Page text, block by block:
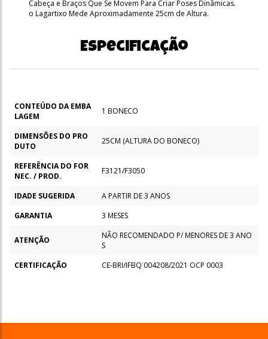
Cabeça e Braços Que Se Movem Para Criar Poses Dinâmicas.
o Lagartixo Mede Aproximadamente 25cm de Altura.
Especificação
CONTEÚDO DA EMBA
LAGEM
1 BONECO
DIMENSÕES DO PRO
DUTO
25CM (ALTURA DO BONECO)
REFERÊNCIA DO FOR
NEC. / PROD.
F3121/F3050
IDADE SUGERIDA
A PARTIR DE 3 ANOS
GARANTIA
3 MESES
ATENÇÃO
NÃO RECOMENDADO P/ MENORES DE 3 ANO
S
CERTIFICAÇÃO
CE-BRI/IFBQ 004208/2021 OCP 0003